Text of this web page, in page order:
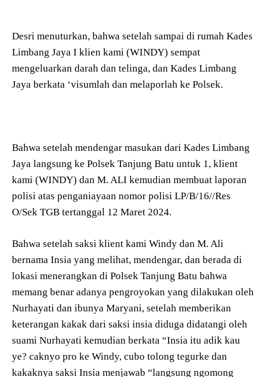
Desri menuturkan, bahwa setelah sampai di rumah Kades
Limbang Jaya I klien kami (WINDY) sempat
mengeluarkan darah dan telinga, dan Kades Limbang
Jaya berkata ‘visumlah dan melaporlah ke Polsek.
Bahwa setelah mendengar masukan dari Kades Limbang
Jaya langsung ke Polsek Tanjung Batu untuk 1, klient
kami (WINDY) dan M. ALI kemudian membuat laporan
polisi atas penganiayaan nomor polisi LP/B/16//Res
O/Sek TGB tertanggal 12 Maret 2024.
Bahwa setelah saksi klient kami Windy dan M. Ali
bernama Insia yang melihat, mendengar, dan berada di
lokasi menerangkan di Polsek Tanjung Batu bahwa
memang benar adanya pengroyokan yang dilakukan oleh
Nurhayati dan ibunya Maryani, setelah memberikan
keterangan kakak dari saksi insia diduga didatangi oleh
suami Nurhayati kemudian berkata “Insia itu adik kau
ye? caknyo pro ke Windy, cubo tolong tegurke dan
kakaknya saksi Insia menjawab “langsung ngomong